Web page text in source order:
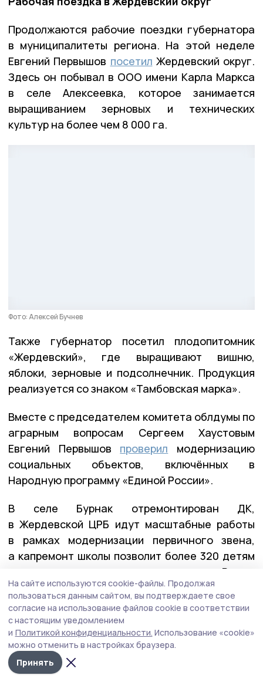
Продолжаются рабочие поездки губернатора
в муниципалитеты региона. На этой неделе
Евгений Первышов посетил Жердевский округ.
Здесь он побывал в ООО имени Карла Маркса
в селе Алексеевка, которое занимается
выращиванием зерновых и технических
культур на более чем 8 000 га.
Фото: Алексей Бучнев
Также губернатор посетил плодопитомник
«Жердевский», где выращивают вишню,
яблоки, зерновые и подсолнечник. Продукция
реализуется со знаком «Тамбовская марка».
Вместе с председателем комитета облдумы по
аграрным вопросам Сергеем Хаустовым
Евгений Первышов проверил модернизацию
социальных объектов, включённых в
Народную программу «Единой России».
В селе Бурнак отремонтирован ДК,
в Жердевской ЦРБ идут масштабные работы
в рамках модернизации первичного звена,
а капремонт школы позволит более 320 детям
учиться в современных условиях. Рядом
со школой оборудована спортивная площадка
для сдачи норм ГТО.
На сайте используются cookie-файлы. Продолжая
пользоваться данным сайтом, вы подтверждаете свое
согласие на использование файлов cookie в соответствии
с настоящим уведомлением
и Политикой конфиденциальности. Использование «cookie»
можно отменить в настройках браузера.
Принять